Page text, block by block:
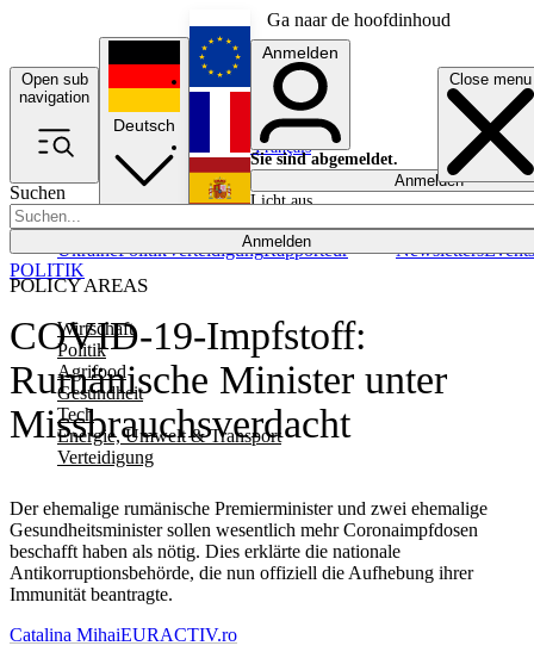
Ga naar de hoofdinhoud
Open sub
navigation
Close menu
Suchen
Anmelden
POLICY AREAS
Wirtschaft
Politik
Agrifood
Gesundheit
Tech
Energie, Umwelt & Transport
Verteidigung
UkrainePolitikVerteidigungRapporteur NewslettersEvents
Deutsch
English
Français
Anmelden
Sie sind abgemeldet.
Anmelden
Licht aus
COVID-19-Impfstoff:
Rumänische Minister unter
Missbrauchsverdacht
Der ehemalige rumänische Premierminister und zwei ehemalige
Gesundheitsminister sollen wesentlich mehr Coronaimpfdosen
beschafft haben als nötig. Dies erklärte die nationale
Antikorruptionsbehörde, die nun offiziell die Aufhebung ihrer
Immunität beantragte.
POLITIK
Catalina MihaiEURACTIV.ro